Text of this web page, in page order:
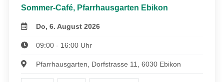
Sommer-Café, Pfarrhausgarten Ebikon
Do, 6. August 2026
09:00 - 16:00 Uhr
Pfarrhausgarten, Dorfstrasse 11, 6030 Ebikon